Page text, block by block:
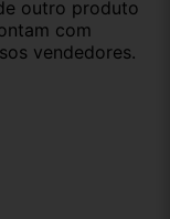
outro produto
com
vendedores.